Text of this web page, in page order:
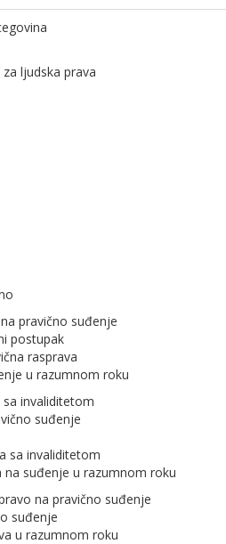
ljudska prava
pravično suđenje
postupak
rasprava
u razumnom roku
invaliditetom
suđenje
sa invaliditetom
na suđenje u razumnom roku
na pravično suđenje
suđenje
u razumnom roku